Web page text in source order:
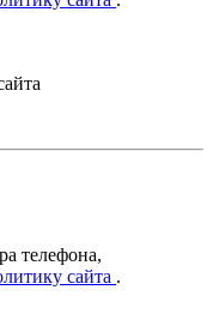
телефона,
сайта .